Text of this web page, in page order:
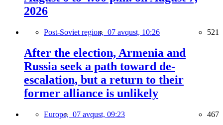
2026
Post-Soviet region, 07 avqust, 10:26 521
After the election, Armenia and
Russia seek a path toward de-
escalation, but a return to their
former alliance is unlikely
Europe, 07 avqust, 09:23 467